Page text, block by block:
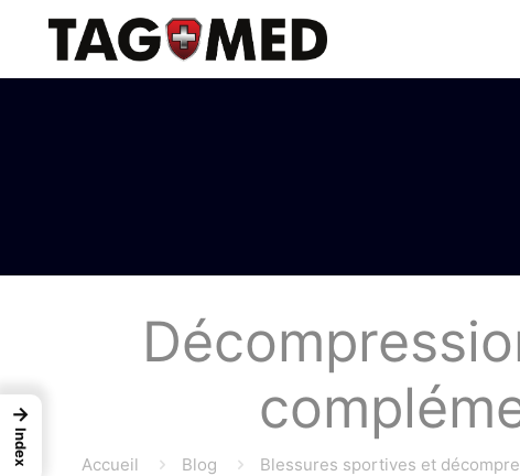
Accueil Blog Blessures sportives et
→
Index